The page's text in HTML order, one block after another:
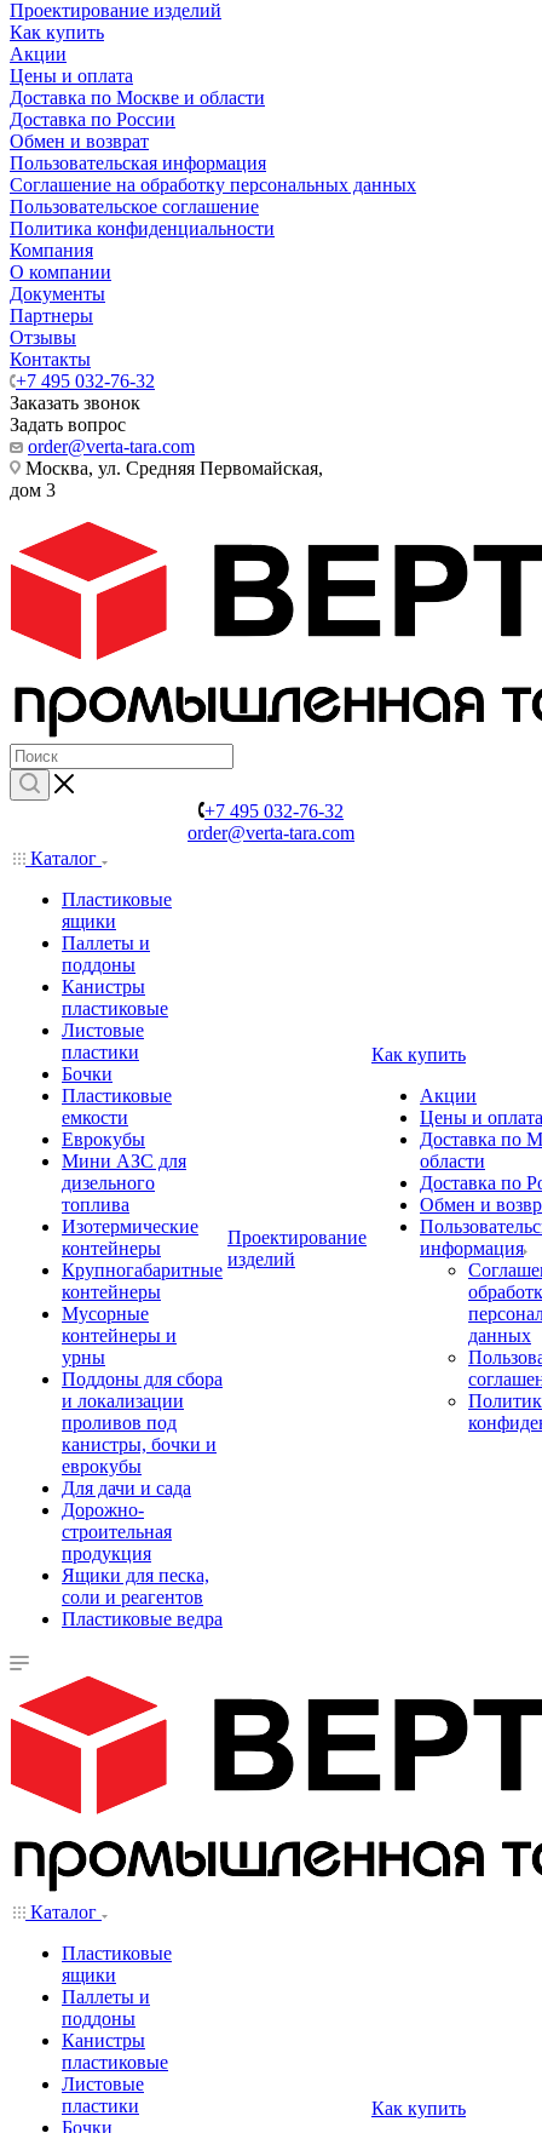
Проектирование изделий
Как купить
Акции
Цены и оплата
Доставка по Москве и области
Доставка по России
Обмен и возврат
Пользовательская информация
Соглашение на обработку персональных данных
Пользовательское соглашение
Политика конфиденциальности
Компания
О компании
Документы
Партнеры
Отзывы
Контакты
+7 495 032-76-32
Заказать звонок
Задать вопрос
order@verta-tara.com
Москва, ул. Средняя Первомайская,
дом 3
+7 495 032-76-32
order@verta-tara.com
Каталог
Пластиковые
ящики
Паллеты и
поддоны
Канистры
пластиковые
Листовые
пластики
Бочки
Пластиковые
емкости
Еврокубы
Мини АЗС для
дизельного
топлива
Изотермические
контейнеры
Крупногабаритные
контейнеры
Мусорные
контейнеры и
урны
Поддоны для сбора
и локализации
проливов под
канистры, бочки и
еврокубы
Для дачи и сада
Дорожно-
строительная
продукция
Ящики для песка,
соли и реагентов
Пластиковые ведра
Проектирование
изделий
Как купить
Акции
Цены и оплата
Доставка по
области
Доставка по
Обмен и
информация
данных
Каталог
Пластиковые
ящики
Паллеты и
поддоны
Канистры
пластиковые
Листовые
пластики
Бочки
Как купить